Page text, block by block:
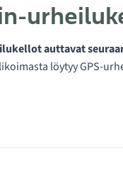
auttavat
löytyy GPS-